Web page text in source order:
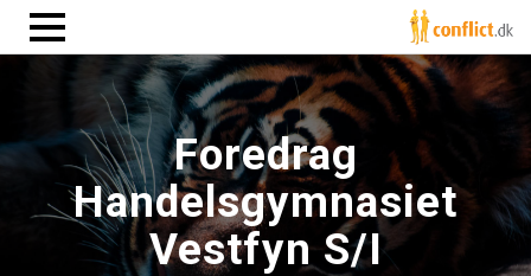
Foredrag
Handelsgymnasiet
Vestfyn S/I